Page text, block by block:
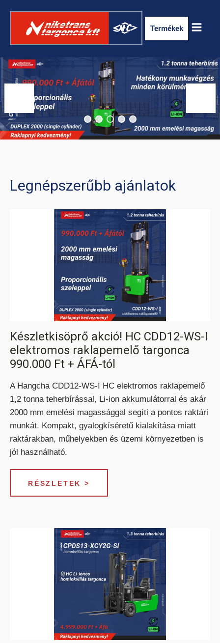
Termékek
ELEKTROMOS RAKLAPEMELŐ
TARGONCA
ELEKTROMOS KOMISSIÓZÓ
TARGONCA
ELEKTROMOS TOLÓOSZLOPOS
KESKENY-FOLYOSÓS
TARGONCA
Legnépszerűbb ajánlatok
Készletkisöprő akció! HC CDD12-WS-I
elektromos raklapemelő targonca
990.000 Ft + ÁFÁ-tól
A Hangcha CDD12-WS-I HC elektromos raklapemelő
1,2 tonna teherbírással, Li-ion akkumulátorral és akár
2000 mm emelési magassággal segíti a pontos raktári
munkát. Kompakt, gyalogkíséretű kialakítása miatt
raktárakban, műhelyekben és üzemi környezetben is
jól használható.
RÉSZLETEK >